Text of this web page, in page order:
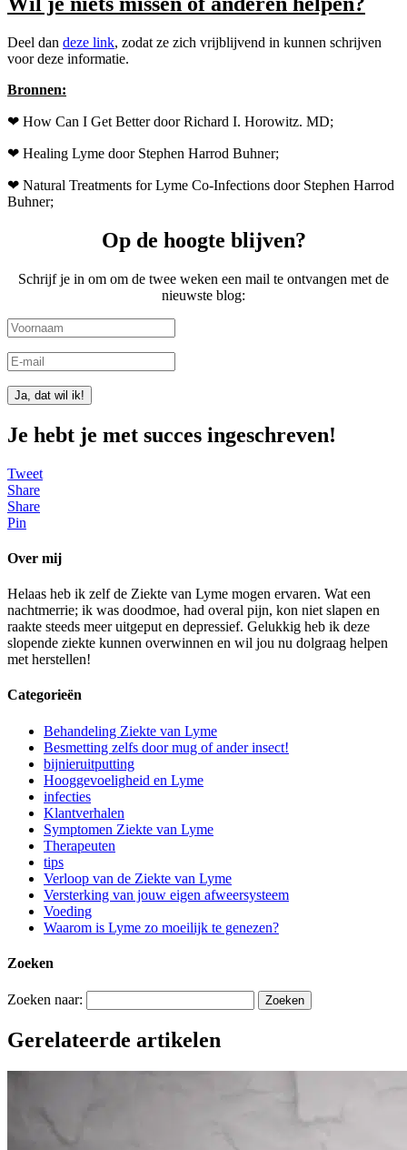
Deel dan deze link, zodat ze zich vrijblijvend in kunnen schrijven
voor deze informatie.
Bronnen:
❤ How Can I Get Better door Richard I. Horowitz. MD;
❤ Healing Lyme door Stephen Harrod Buhner;
❤ Natural Treatments for Lyme Co-Infections door Stephen Harrod
Buhner;
Op de hoogte blijven?
Schrijf je in om om de twee weken een mail te ontvangen met de
nieuwste blog:
Ja, dat wil ik!
Je hebt je met succes ingeschreven!
Tweet
Share
Share
Pin
Over mij
Helaas heb ik zelf de Ziekte van Lyme mogen ervaren. Wat een
nachtmerrie; ik was doodmoe, had overal pijn, kon niet slapen en
raakte steeds meer uitgeput en depressief. Gelukkig heb ik deze
slopende ziekte kunnen overwinnen en wil jou nu dolgraag helpen
met herstellen!
Categorieën
Behandeling Ziekte van Lyme
Besmetting zelfs door mug of ander insect!
bijnieruitputting
Hooggevoeligheid en Lyme
infecties
Klantverhalen
Symptomen Ziekte van Lyme
Therapeuten
tips
Verloop van de Ziekte van Lyme
Versterking van jouw eigen afweersysteem
Voeding
Waarom is Lyme zo moeilijk te genezen?
Zoeken
Zoeken naar:
Gerelateerde artikelen